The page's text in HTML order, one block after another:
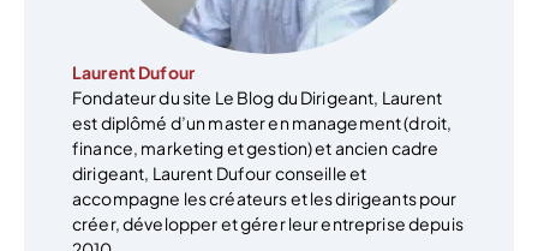
Laurent Dufour
Fondateur du site Le Blog du Dirigeant, Laurent
est diplômé d’un master en management (droit,
finance, marketing et gestion) et ancien cadre
dirigeant, Laurent Dufour conseille et
accompagne les créateurs et les dirigeants pour
créer, développer et gérer leur entreprise depuis